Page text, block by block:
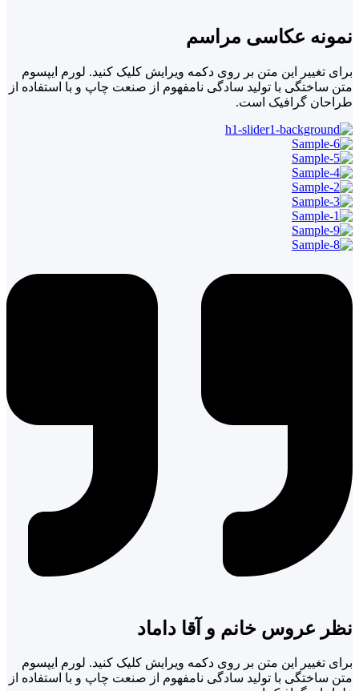
نمونه عکاسی مراسم
برای تغییر این متن بر روی دکمه ویرایش کلیک کنید. لورم ایپسوم
متن ساختگی با تولید سادگی نامفهوم از صنعت چاپ و با استفاده از
طراحان گرافیک است.
نظر عروس خانم و آقا داماد
برای تغییر این متن بر روی دکمه ویرایش کلیک کنید. لورم ایپسوم
متن ساختگی با تولید سادگی نامفهوم از صنعت چاپ و با استفاده از